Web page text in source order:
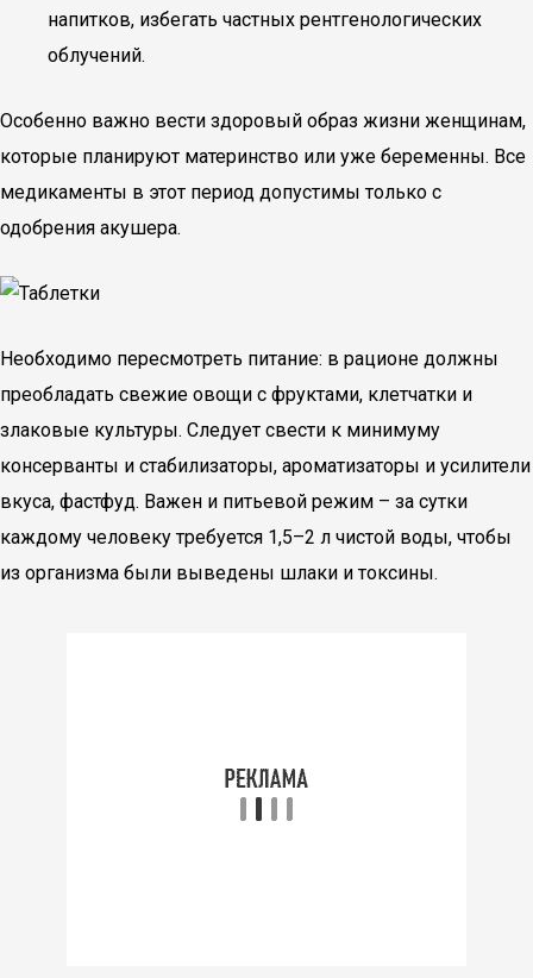
напитков, избегать частных рентгенологических
облучений.
Особенно важно вести здоровый образ жизни женщинам,
которые планируют материнство или уже беременны. Все
медикаменты в этот период допустимы только с
одобрения акушера.
Необходимо пересмотреть питание: в рационе должны
преобладать свежие овощи с фруктами, клетчатки и
злаковые культуры. Следует свести к минимуму
консерванты и стабилизаторы, ароматизаторы и усилители
вкуса, фастфуд. Важен и питьевой режим – за сутки
каждому человеку требуется 1,5–2 л чистой воды, чтобы
из организма были выведены шлаки и токсины.